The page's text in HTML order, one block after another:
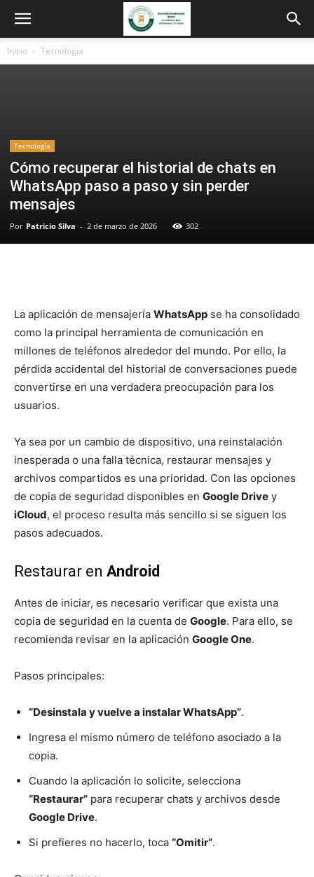
Inicio Tecnología
Tecnología
Cómo recuperar el historial de chats en
WhatsApp paso a paso y sin perder
mensajes
Por Patricio Silva - 2 de marzo de 2026 302
La aplicación de mensajería WhatsApp se ha consolidado
como la principal herramienta de comunicación en
millones de teléfonos alrededor del mundo. Por ello, la
pérdida accidental del historial de conversaciones puede
convertirse en una verdadera preocupación para los
usuarios.
Ya sea por un cambio de dispositivo, una reinstalación
inesperada o una falla técnica, restaurar mensajes y
archivos compartidos es una prioridad. Con las opciones
de copia de seguridad disponibles en Google Drive y
iCloud, el proceso resulta más sencillo si se siguen los
pasos adecuados.
Restaurar en Android
Antes de iniciar, es necesario verificar que exista una
copia de seguridad en la cuenta de Google. Para ello, se
recomienda revisar en la aplicación Google One.
Pasos principales:
“Desinstala y vuelve a instalar WhatsApp”.
Ingresa el mismo número de teléfono asociado a la
copia.
Cuando la aplicación lo solicite, selecciona
“Restaurar” para recuperar chats y archivos desde
Google Drive.
Si prefieres no hacerlo, toca “Omitir”.